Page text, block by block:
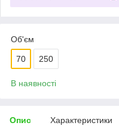
Об'єм
70 250
В наявності
Опис Характеристики